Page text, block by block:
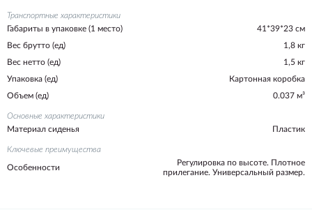
Транспортные характеристики
Габариты в упаковке (1 место)
41*39*23 см
Вес брутто (ед)
1,8 кг
Вес нетто (ед)
1,5 кг
Упаковка (ед)
Картонная коробка
Объем (ед)
0.037 м³
Основные характеристики
Материал сиденья
Пластик
Ключевые преимущества
Особенности
Регулировка по высоте. Плотное
прилегание. Универсальный размер.